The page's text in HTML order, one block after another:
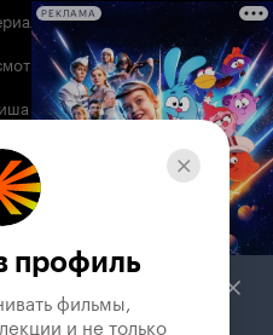
РЕКЛАМА
профиль
фильмы,
и не только